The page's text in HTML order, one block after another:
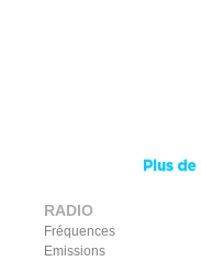
RADIO
Fréquences
Emissions